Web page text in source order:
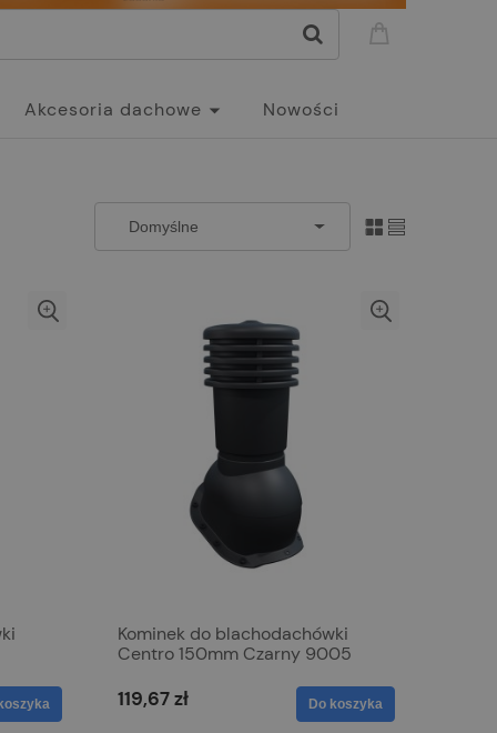
Akcesoria dachowe Nowości
Kominek do blachodachówki
Centro 150mm Czarny 9005
119,67 zł Do koszyka